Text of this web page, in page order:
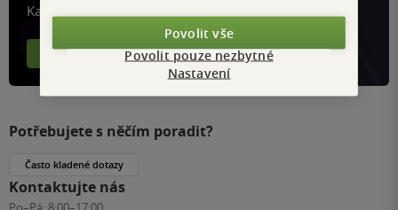
Každý měsíc společně přečteme tisíce knih
Více o aplikaci Více o klubu
Potřebujete s něčím poradit?
Často kladené dotazy
Kontaktujte nás
Povolit vše
Povolit pouze nezbytné
Nastavení